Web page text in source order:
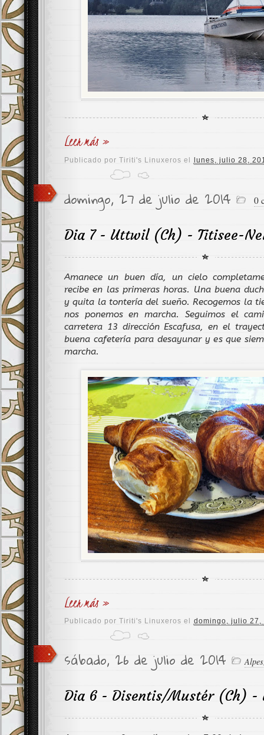
Leer más »
Publicado porTiriti's Linuxeros el lunes, julio 28,
domingo, 27 de julio de 2014 0
Dia 7 - Uttwil (Ch) - Titisee-
Amanece un buen día, un cielo
recibe en las primeras horas. Una buena
y quita la tontería del sueño. Recogemos la
nos ponemos en marcha. Seguimos el
carretera 13 dirección Escafusa, en el
buena cafetería para desayunar y es que
marcha.
Leer más »
Publicado porTiriti's Linuxeros el domingo, julio 27,
sábado, 26 de julio de 2014 Alpes
Dia 6 - Disentis/Mustér (Ch)